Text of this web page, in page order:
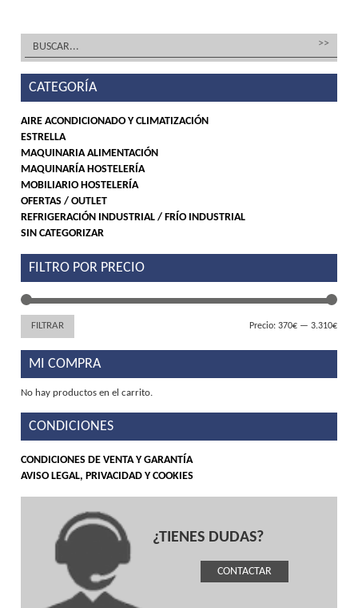
CATEGORÍA
AIRE ACONDICIONADO Y CLIMATIZACIÓN
ESTRELLA
MAQUINARIA ALIMENTACIÓN
MAQUINARÍA HOSTELERÍA
MOBILIARIO HOSTELERÍA
OFERTAS / OUTLET
REFRIGERACIÓN INDUSTRIAL / FRÍO INDUSTRIAL
SIN CATEGORIZAR
FILTRO POR PRECIO
FILTRAR Precio: 370€— 3.310€
MI COMPRA
No hay productos en el carrito.
CONDICIONES
CONDICIONES DE VENTA Y GARANTÍA
AVISO LEGAL, PRIVACIDAD Y COOKIES
¿TIENES DUDAS?
CONTACTAR